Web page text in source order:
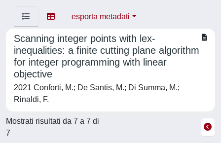
esporta metadati
Scanning integer points with lex-
inequalities: a finite cutting plane algorithm
for integer programming with linear
objective
2021 Conforti, M.; De Santis, M.; Di Summa, M.;
Rinaldi, F.
Mostrati risultati da 7 a 7 di
7